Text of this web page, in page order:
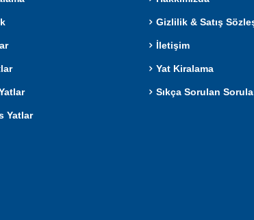
Yatlar
Gizlilik & Satış
İletişim
Yat Kiralama
Sıkça Sorulan